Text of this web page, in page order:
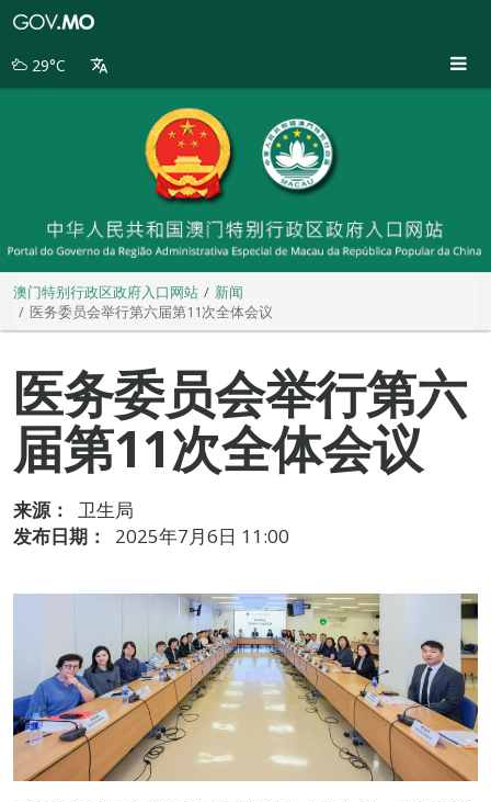
别
29°C
澳门特别行政区政府入口网站
新闻
医务委员会举行第六届第11次全体会议
医务委员会举行第六
届第11次全体会议
来源：
卫生局
发布日期：
2025年7月6日 11:00